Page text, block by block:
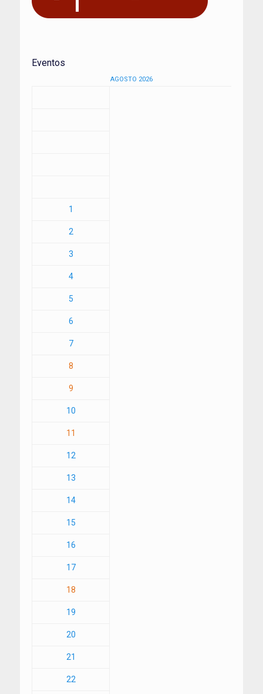
Eventos
AGOSTO 2026
1
2
3
4
5
6
7
8
9
10
11
12
13
14
15
16
17
18
19
20
21
22